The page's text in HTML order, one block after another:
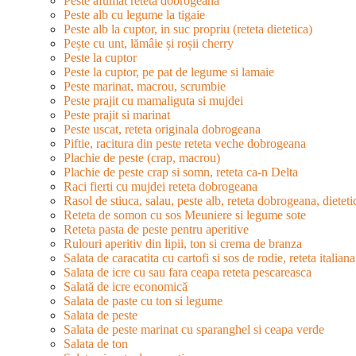
Peste alb cu legume la tigaie
Peste alb la cuptor, in suc propriu (reteta dietetica)
Pește cu unt, lămâie și roșii cherry
Peste la cuptor
Peste la cuptor, pe pat de legume si lamaie
Peste marinat, macrou, scrumbie
Peste prajit cu mamaliguta si mujdei
Peste prajit si marinat
Peste uscat, reteta originala dobrogeana
Piftie, racitura din peste reteta veche dobrogeana
Plachie de peste (crap, macrou)
Plachie de peste crap si somn, reteta ca-n Delta
Raci fierti cu mujdei reteta dobrogeana
Rasol de stiuca, salau, peste alb, reteta dobrogeana,
Reteta de somon cu sos Meuniere si legume sote
Reteta pasta de peste pentru aperitive
Rulouri aperitiv din lipii, ton si crema de branza
Salata de caracatita cu cartofi si sos de rodie, reteta italiana
Salata de icre cu sau fara ceapa reteta pescareasca
Salată de icre economică
Salata de paste cu ton si legume
Salata de peste
Salata de peste marinat cu sparanghel si ceapa verde
Salata de ton